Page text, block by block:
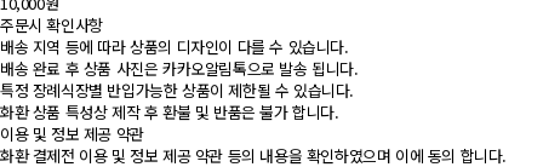
주문시 확인사항
배송 지역 등에 따라 상품의 디자인이 다를 수 있습니다.
배송 완료 후 상품 사진은 카카오알림톡으로 발송 됩니다.
특정 장례식장별 반입가능한 상품이 제한될 수 있습니다.
화환 상품 특성상 제작 후 환불 및 반품은 불가 합니다.
이용 및 정보 제공 약관
화환 결제전 이용 및 정보 제공 약관 등의 내용을 확인하였으며 이에 동의 합니다.